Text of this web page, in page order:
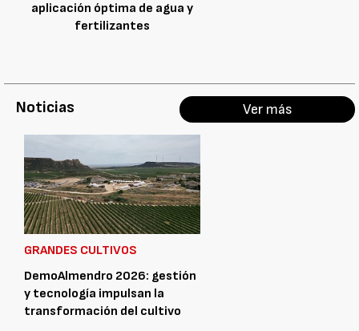
aplicación óptima de agua y
fertilizantes
Noticias Ver más
GRANDES CULTIVOS
DemoAlmendro 2026: gestión
y tecnología impulsan la
transformación del cultivo